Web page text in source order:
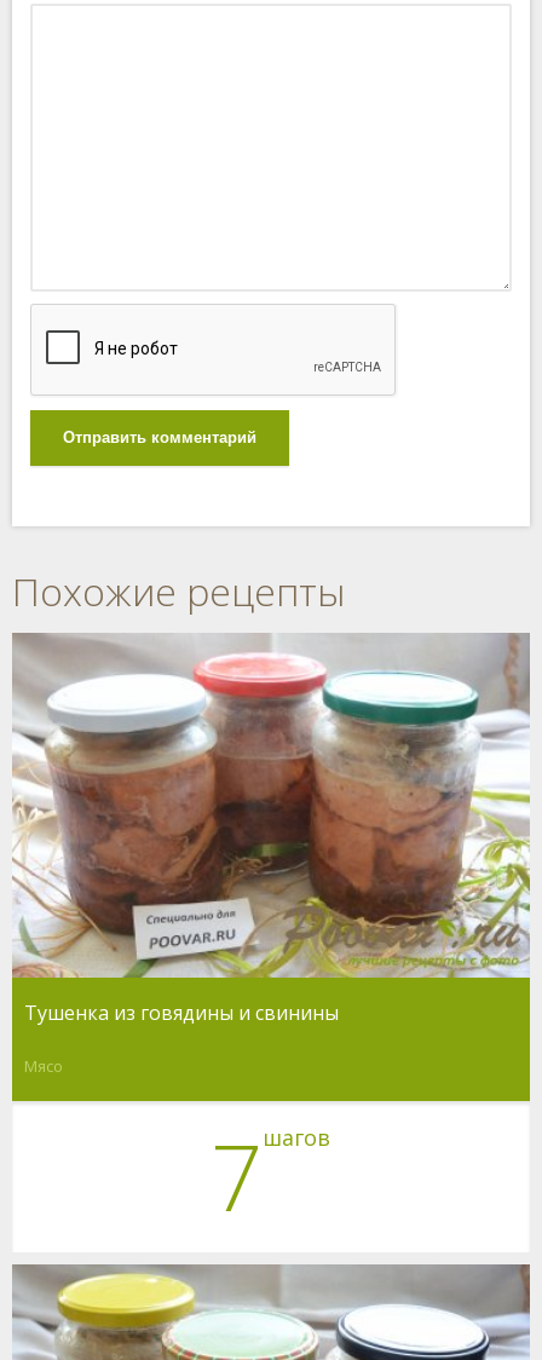
Отправить комментарий
Похожие рецепты
Тушенка из говядины и свинины
Мясо
7 шагов